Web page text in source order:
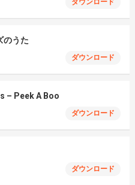
ダウンロード
のうた
ダウンロード
– Peek A Boo
ダウンロード
ダウンロード